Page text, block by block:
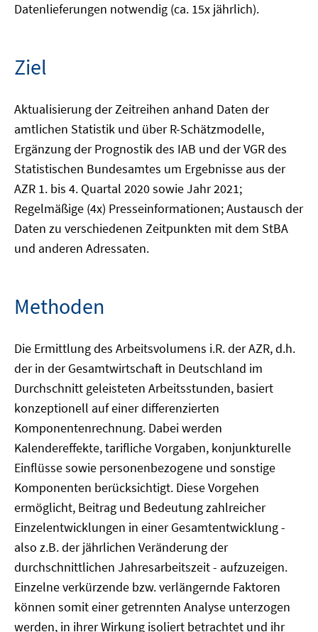
Datenlieferungen notwendig (ca. 15x jährlich).
Ziel
Aktualisierung der Zeitreihen anhand Daten der
amtlichen Statistik und über R-Schätzmodelle,
Ergänzung der Prognostik des IAB und der VGR des
Statistischen Bundesamtes um Ergebnisse aus der
AZR 1. bis 4. Quartal 2020 sowie Jahr 2021;
Regelmäßige (4x) Presseinformationen; Austausch der
Daten zu verschiedenen Zeitpunkten mit dem StBA
und anderen Adressaten.
Methoden
Die Ermittlung des Arbeitsvolumens i.R. der AZR, d.h.
der in der Gesamtwirtschaft in Deutschland im
Durchschnitt geleisteten Arbeitsstunden, basiert
konzeptionell auf einer differenzierten
Komponentenrechnung. Dabei werden
Kalendereffekte, tarifliche Vorgaben, konjunkturelle
Einflüsse sowie personenbezogene und sonstige
Komponenten berücksichtigt. Diese Vorgehen
ermöglicht, Beitrag und Bedeutung zahlreicher
Einzelentwicklungen in einer Gesamtentwicklung -
also z.B. der jährlichen Veränderung der
durchschnittlichen Jahresarbeitszeit - aufzuzeigen.
Einzelne verkürzende bzw. verlängernde Faktoren
können somit einer getrennten Analyse unterzogen
werden, in ihrer Wirkung isoliert betrachtet und ihr